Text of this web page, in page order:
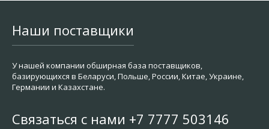
Наши поставщики
У нашей компании обширная база поставщиков,
базирующихся в Беларуси, Польше, России, Китае, Украине,
Германии и Казахстане.
Связаться с нами +7 7777 503146